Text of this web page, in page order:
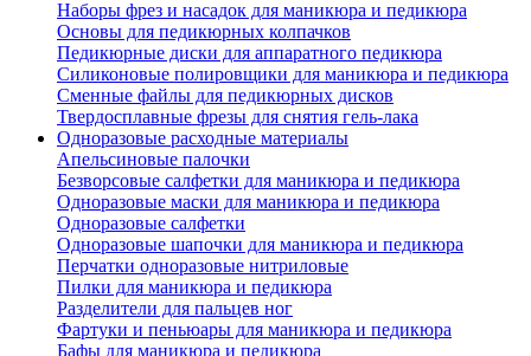
Наборы фрез и насадок для маникюра и педикюра
Основы для педикюрных колпачков
Педикюрные диски для аппаратного педикюра
Силиконовые полировщики для маникюра и педикюра
Сменные файлы для педикюрных дисков
Твердосплавные фрезы для снятия гель-лака
Одноразовые расходные материалы
Апельсиновые палочки
Безворсовые салфетки для маникюра и педикюра
Одноразовые маски для маникюра и педикюра
Одноразовые салфетки
Одноразовые шапочки для маникюра и педикюра
Перчатки одноразовые нитриловые
Пилки для маникюра и педикюра
Разделители для пальцев ног
Фартуки и пеньюары для маникюра и педикюра
Бафы для маникюра и педикюра